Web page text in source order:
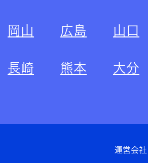
岡山 広島 山口
長崎 熊本 大分
運営会社